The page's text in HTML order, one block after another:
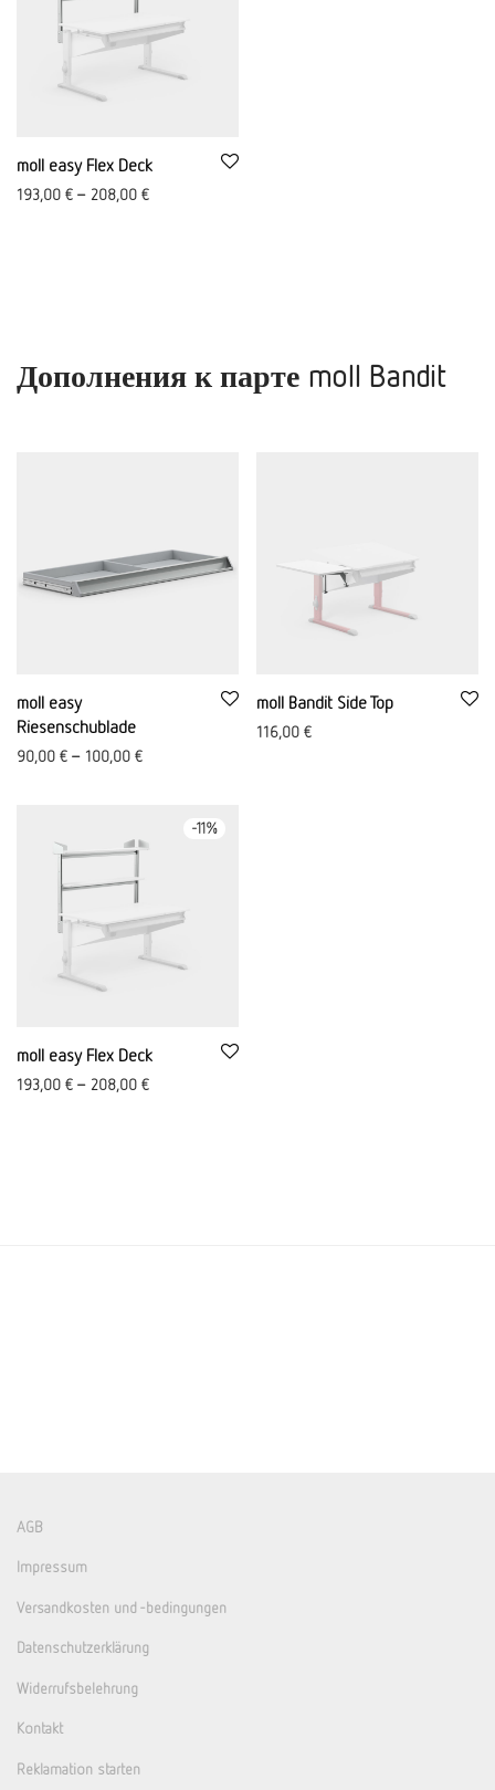
moll easy Flex Deck
193,00 € – 208,00 €
Дополнения к парте moll Bandit
moll easy
Riesenschublade
90,00 € – 100,00 €
moll Bandit Side Top
116,00 €
-11%
moll easy Flex Deck
193,00 € – 208,00 €
AGB
Impressum
Versandkosten und -bedingungen
Datenschutzerklärung
Widerrufsbelehrung
Kontakt
Reklamation starten